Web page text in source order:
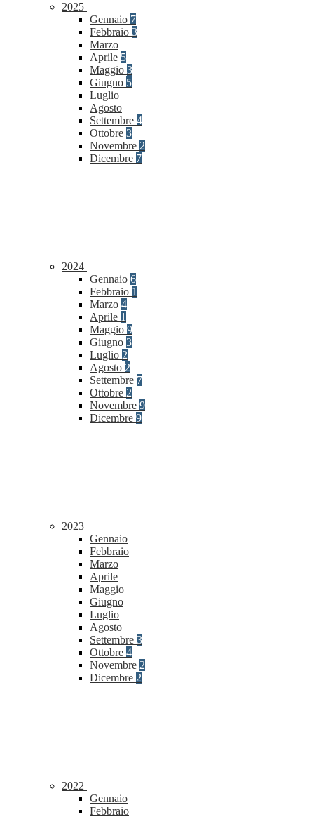
2025
Gennaio 7
Febbraio 3
Marzo
Aprile 5
Maggio 3
Giugno 5
Luglio
Agosto
Settembre 4
Ottobre 3
Novembre 2
Dicembre 7
2024
Gennaio 6
Febbraio 1
Marzo 4
Aprile 1
Maggio 9
Giugno 3
Luglio 2
Agosto 2
Settembre 7
Ottobre 2
Novembre 9
Dicembre 9
2023
Gennaio
Febbraio
Marzo
Aprile
Maggio
Giugno
Luglio
Agosto
Settembre 3
Ottobre 4
Novembre 2
Dicembre 2
2022
Gennaio
Febbraio